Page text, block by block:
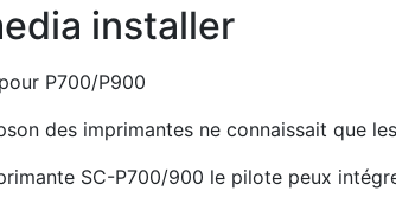
installer
P700/P900
des imprimantes ne connaissait que
SC-P700/900 le pilote peux